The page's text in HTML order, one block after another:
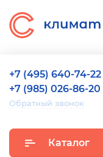
+7 (495) 640-74-22
+7 (985) 026-86-20
Обратный звонок
Каталог